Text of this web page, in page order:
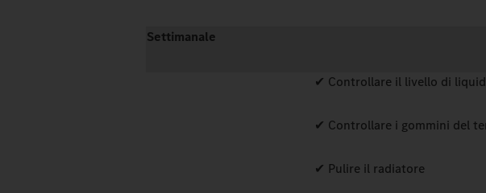
Settimanale
✔ Controllare il livello di
✔ Controllare i gommini del
✔ Pulire il radiatore